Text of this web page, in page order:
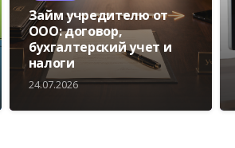
Займ учредителю от
ООО: договор,
бухгалтерский учет и
налоги
24.07.2026